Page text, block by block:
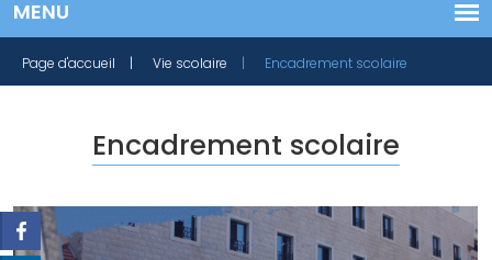
Page d'accueil | Vie scolaire | Encadrement scolaire
Encadrement scolaire